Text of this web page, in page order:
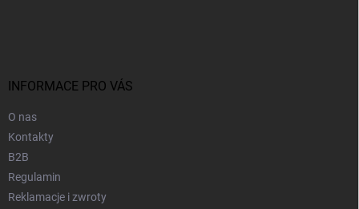
INFORMACE PRO VÁS
O nas
Kontakty
B2B
Regulamin
Reklamacje i zwroty